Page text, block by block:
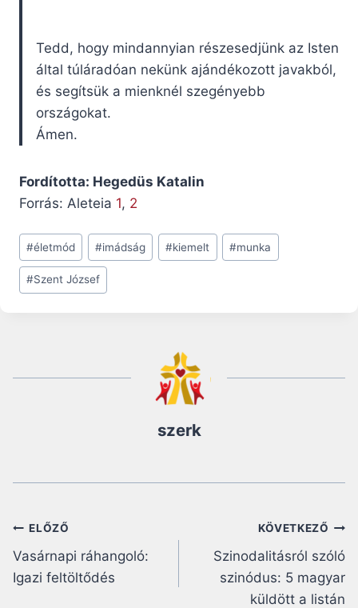
Tedd, hogy mindannyian részesedjünk az Isten
által túláradóan nekünk ajándékozott javakból,
és segítsük a mienknél szegényebb
országokat.
Ámen.
Fordította: Hegedüs Katalin
Forrás: Aleteia 1, 2
Post
Tags:
#életmód #imádság #kiemelt #munka
#Szent József
szerk
Bejegyzés
navigáció
ELŐZŐ
Vasárnapi ráhangoló:
Igazi feltöltődés
KÖVETKEZŐ
Szinodalitásról szóló
szinódus: 5 magyar
küldött a listán